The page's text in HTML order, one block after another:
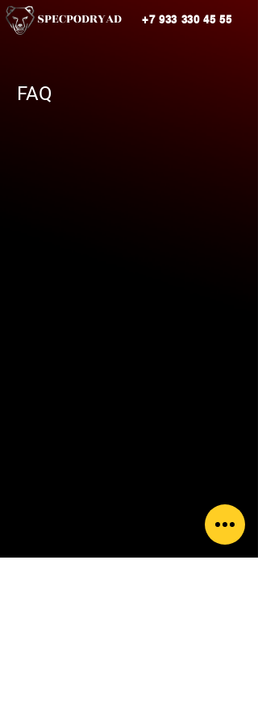
SPECPODRYAD +7 933 330 45 55
FAQ